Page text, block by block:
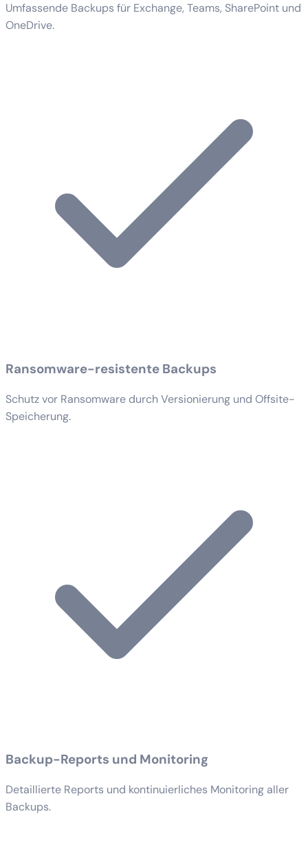
Umfassende Backups für Exchange, Teams, SharePoint und
OneDrive.
Ransomware-resistente Backups
Schutz vor Ransomware durch Versionierung und Offsite-
Speicherung.
Backup-Reports und Monitoring
Detaillierte Reports und kontinuierliches Monitoring aller
Backups.